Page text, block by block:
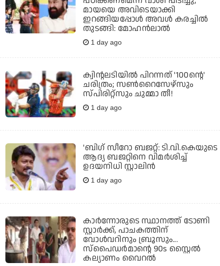
മായയെ അവിടെയാക്കി
ഇറങ്ങിയപ്പോള്‍ അവള്‍ കരച്ചില്‍
തുടങ്ങി: മോഹന്‍ലാല്‍
1 day ago
ക്വിന്റലടിയില്‍ പിറന്നത് '100ന്റെ'
ചരിത്രം; സണ്‍റൈസേഴ്‌സും
സ്പിരിറ്റ്‌സും ചുമ്മാ തീ!
1 day ago
'ബിഗ് സീറോ ബജറ്റ്: ടി.വി.കെയുടെ
ആദ്യ ബജറ്റിനെ വിമര്‍ശിച്ച്
ഉദയനിധി സ്റ്റാലിന്‍
1 day ago
കാര്‍ന്നോരുടെ സ്ഥാനത്ത് ടോണി
സ്റ്റാര്‍ക്ക്, പാചകത്തിന്
വോള്‍വറിനും ബ്രൂസും...
സ്‌പൈഡര്‍മാന്റെ 90s സ്റ്റൈല്‍
കല്യാണം വൈറല്‍